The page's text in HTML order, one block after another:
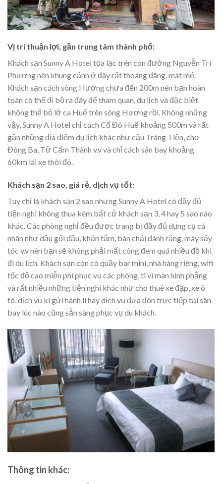
Vị trí thuận lợi, gần trung tâm thành phố:
Khách sạn Sunny A Hotel tọa lạc trên con đường Nguyễn Tri
Phương nên khung cảnh ở đây rất thoáng đãng, mát mẻ.
Khách sạn cách sông Hương chưa đến 200m nên bạn hoàn
toàn có thể đi bộ ra đây để tham quan, du lịch và đặc biệt
không thể bỏ lỡ ca Huế trên sông Hương rồi. Không những
vậy, Sunny A Hotel chỉ cách Cố Đô Huế khoảng 500m và rất
gần những địa điểm du lịch khác như cầu Tràng Tiền, chợ
Đông Ba, Tử Cấm Thành v.v và chỉ cách sân bay khoảng
60km lái xe thôi đó.
Khách sạn 2 sao, giá rẻ, dịch vụ tốt:
Tuy chỉ là khách sạn 2 sao nhưng Sunny A Hotel có đầy đủ
tiện nghi không thua kém bất cứ khách sạn 3, 4 hay 5 sao nào
khác. Các phòng nghỉ đều được trang bị đầy đủ dụng cụ cá
nhân như dầu gội đầu, khăn tắm, bàn chải đánh răng, máy sấy
tóc v.v nên bạn sẽ không phải mất công đem quá nhiều đồ khi
đi du lịch. Khách sạn còn có quầy bar mini, nhà hàng riêng, wifi
tốc độ cao miễn phí phục vụ các phòng, ti vi màn hình phẳng
và rất nhiều những tiện nghi khác như cho thuê xe đạp, xe ô
tô, dịch vụ kí gửi hành lí hay dịch vụ đưa đón trực tiếp tại sân
bay lúc nào cũng sẵn sàng phục vụ du khách.
Thông tin khác: